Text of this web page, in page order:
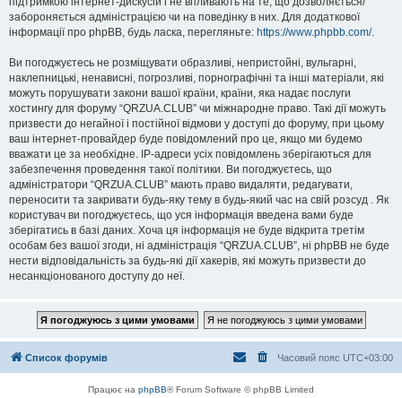
забороняється адміністрацією чи на поведінку в них. Для додаткової
інформації про phpBB, будь ласка, перегляньте: https://www.phpbb.com/.
Ви погоджуєтесь не розміщувати образливі, непристойні, вульгарні,
наклепницькі, ненависні, погрозливі, порнографічні та інші матеріали, які
можуть порушувати закони вашої країни, країни, яка надає послуги
хостингу для форуму “QRZUA.CLUB” чи міжнародне право. Такі дії можуть
призвести до негайної і постійної відмови у доступі до форуму, при цьому
ваш інтернет-провайдер буде повідомлений про це, якщо ми будемо
вважати це за необхідне. IP-адреси усіх повідомлень зберігаються для
забезпечення проведення такої політики. Ви погоджуєтесь, що
адміністратори “QRZUA.CLUB” мають право видаляти, редагувати,
переносити та закривати будь-яку тему в будь-який час на свій розсуд . Як
користувач ви погоджуєтесь, що уся інформація введена вами буде
зберігатись в базі даних. Хоча ця інформація не буде відкрита третім
особам без вашої згоди, ні адміністрація “QRZUA.CLUB”, ні phpBB не буде
нести відповідальність за будь-які дії хакерів, які можуть призвести до
несанкціонованого доступу до неї.
Список форумів Часовий пояс UTC+03:00
Працює на phpBB® Forum Software © phpBB Limited